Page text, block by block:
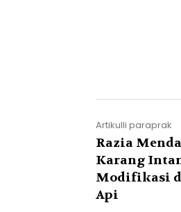
Artikulli paraprak
Razia
Karang
Modifikasi
Api